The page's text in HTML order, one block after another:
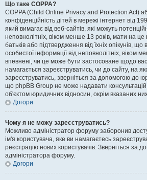
Що таке COPPA?
COPPA (Child Online Privacy and Protection Act)
конфіденційність дітей в мережі інтернет від
який вимагає від веб-сайтів, які можуть
неповнолітніх, віком менше 13 років, мати на це
батьків або підтвердження від їхніх опікунів,
особистої інформації від неповнолітніх, віком
впевнені, чи це може бути застосоване щодо
намагається зареєструватись, чи до сайту, на
зареєструватись, зверніться за допомогою до
що phpBB Group не може надавати
об'єктом юридичних відносин, окрім вказаних
Догори
Чому я не можу зареєструватись?
Можливо адміністратор форуму заборонив
ім'я користувача, яке ви намагаєтесь
реєстрацію нових користувачів. Зверніться за
адміністратора форуму.
Догори